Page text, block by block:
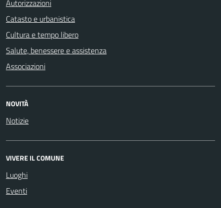
Autorizzazioni
Catasto e urbanistica
Cultura e tempo libero
Salute, benessere e assistenza
Associazioni
NOVITÀ
Notizie
VIVERE IL COMUNE
Luoghi
Eventi